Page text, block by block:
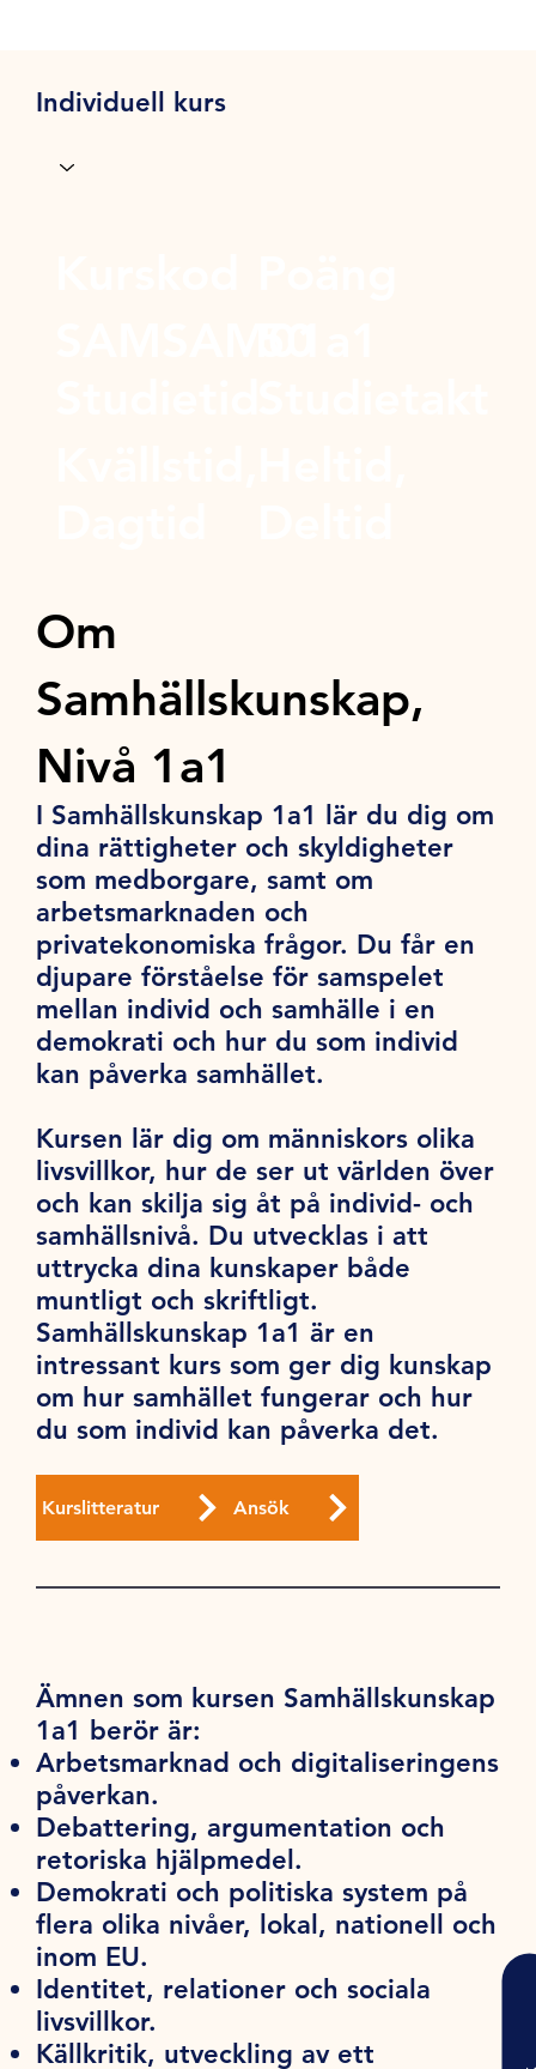
Individuell kurs
Om
Samhällskunskap,
Nivå 1a1
I Samhällskunskap 1a1 lär du dig om
dina rättigheter och skyldigheter
som medborgare, samt om
arbetsmarknaden och
privatekonomiska frågor. Du får en
djupare förståelse för samspelet
mellan individ och samhälle i en
demokrati och hur du som individ
kan påverka samhället.
Kursen lär dig om människors olika
livsvillkor, hur de ser ut världen över
och kan skilja sig åt på individ- och
samhällsnivå. Du utvecklas i att
uttrycka dina kunskaper både
muntligt och skriftligt.
Samhällskunskap 1a1 är en
intressant kurs som ger dig kunskap
om hur samhället fungerar och hur
du som individ kan påverka det.
Kurslitteratur Ansök
Ämnen som kursen Samhällskunskap
1a1 berör är:
Arbetsmarknad och digitaliseringens
påverkan.
Debattering, argumentation och
retoriska hjälpmedel.
Demokrati och politiska system på
flera olika nivåer, lokal, nationell och
inom EU.
Identitet, relationer och sociala
livsvillkor.
Källkritik, utveckling av ett